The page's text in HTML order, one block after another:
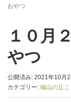
おやつ
１０月
やつ
公開済み: 2021年10月
カテゴリー: 端山の丘